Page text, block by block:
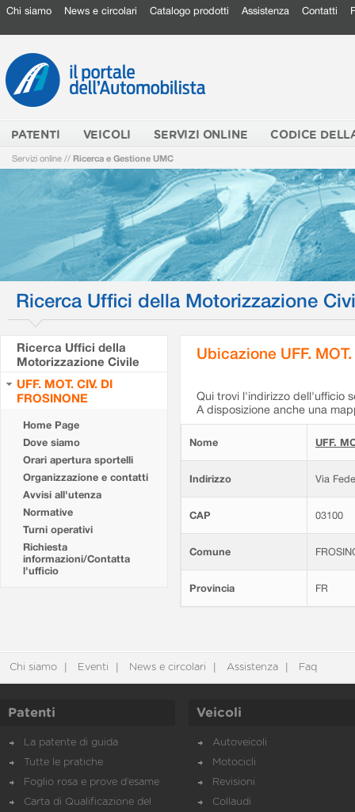
Chi siamo News e circolari Catalogo prodotti Assistenza Contatti
PATENTI VEICOLI SERVIZI ONLINE CODICE
Servizi online // Ricerca e Gestione UMC
Ricerca Uffici della Motorizzazione
Ricerca Uffici della
Motorizzazione Civile
UFF. MOT. CIV. DI
FROSINONE
Home Page
Dove siamo
Orari apertura sportelli
Organizzazione e contatti
Avvisi all'utenza
Normative
Turni operativi
Richiesta
informazioni/Contatta
l'ufficio
Ubicazione UFF.
Qui trovi l'indirizzo dell'ufficio
A disposizione anche una
Nome UFF.
Indirizzo Via
CAP 03100
Comune
Provincia FR
Chi siamo Eventi News e circolari Assistenza Faq
Patenti
La patente di guida
Tutte le pratiche
Foglio rosa e prove d’esame
Carta di Qualificazione del
Veicoli
Autoveicoli
Motocicli
Revisioni
Collaudi